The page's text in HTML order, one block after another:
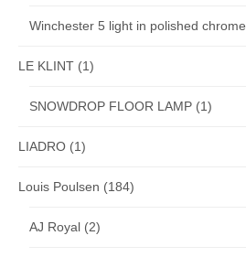
Winchester 5 light in polished chrome
LE KLINT (1)
SNOWDROP FLOOR LAMP (1)
LIADRO (1)
Louis Poulsen (184)
AJ Royal (2)